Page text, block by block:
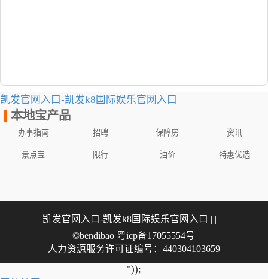
凯发官网入口-凯发k8国际娱乐官网入口
本地宝产品
办事指南 招聘 保障房 资讯
景点宝 限行 油价 特惠优选
凯发官网入口-凯发k8国际娱乐官网入口 | | | |
©bendibao 粤icp备17055554号
人力资源服务许可证编号：440304103659
"));